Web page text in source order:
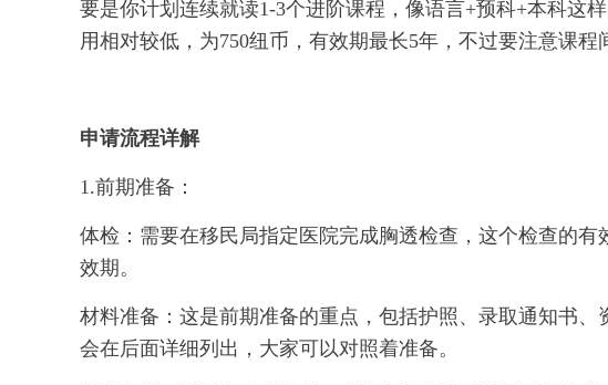
要是你计划连续就读1-3个进阶课程，像语言+预科+本科这
用相对较低，为750纽币，有效期最长5年，不过要注意课程
申请流程详解
1.前期准备：
体检：需要在移民局指定医院完成胸透检查，这个检查的
效期。
材料准备：这是前期准备的重点，包括护照、录取通知书
会在后面详细列出，大家可以对照着准备。